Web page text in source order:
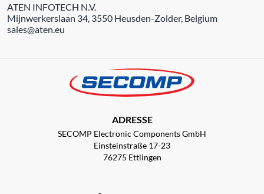
ATEN INFOTECH N.V.
Mijnwerkerslaan 34, 3550 Heusden-Zolder, Belgium
sales@aten.eu
ADRESSE
SECOMP Electronic Components GmbH
Einsteinstraße 17-23
76275 Ettlingen